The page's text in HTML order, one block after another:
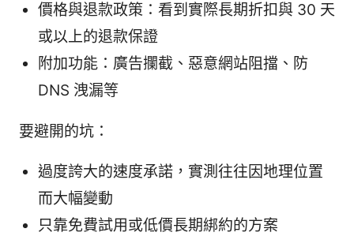
價格與退款政策：看到實際長期折扣與 30 天
或以上的退款保證
附加功能：廣告攔截、惡意網站阻擋、防
DNS 洩漏等
要避開的坑：
過度誇大的速度承諾，實測往往因地理位置
而大幅變動
只靠免費試用或低價長期綁約的方案